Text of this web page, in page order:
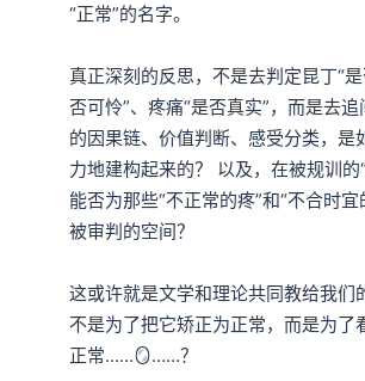
“正常”的名字。
真正深刻的反思，不是去判定昆丁“
否可怜”、疼痛“是否真实”，而是去
的因果链、价值判断、感受分类，是
力地建构起来的？ 以及，在被规训的
能否为那些“不正常的疼”和“不合时
被审判的空间？
这或许就是文学和理论共同教给我们
不是为了把它矫正为正常，而是为了
正常……🪞……？